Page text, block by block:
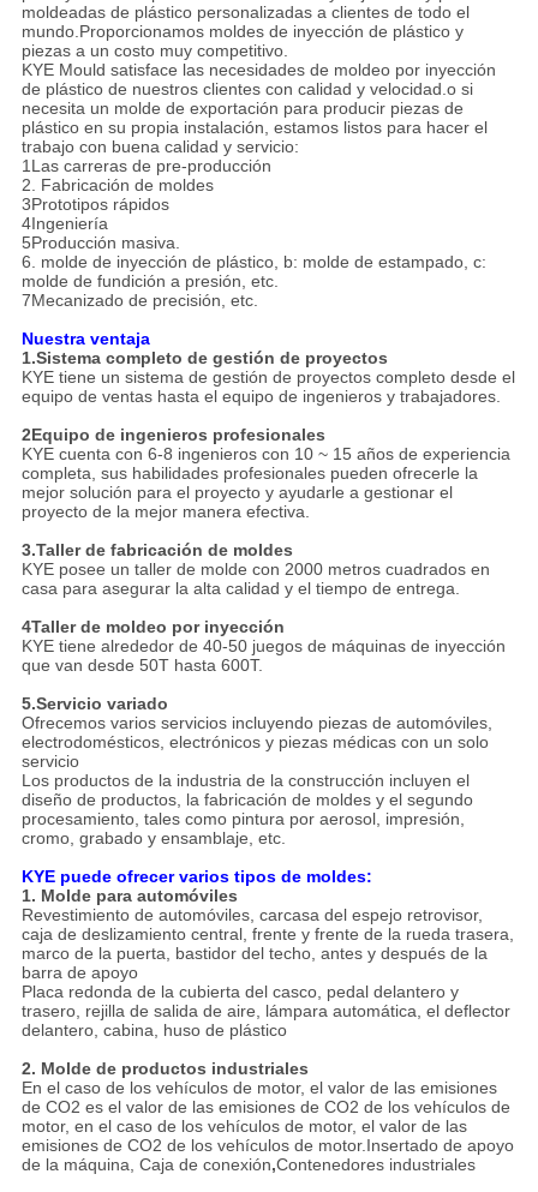
moldeadas de plástico personalizadas a clientes de todo el
mundo.Proporcionamos moldes de inyección de plástico y
piezas a un costo muy competitivo.
KYE Mould satisface las necesidades de moldeo por inyección
de plástico de nuestros clientes con calidad y velocidad.o si
necesita un molde de exportación para producir piezas de
plástico en su propia instalación, estamos listos para hacer el
trabajo con buena calidad y servicio:
1Las carreras de pre-producción
2. Fabricación de moldes
3Prototipos rápidos
4Ingeniería
5Producción masiva.
6. molde de inyección de plástico, b: molde de estampado, c:
molde de fundición a presión, etc.
7Mecanizado de precisión, etc.
Nuestra ventaja
1.Sistema completo de gestión de proyectos
KYE tiene un sistema de gestión de proyectos completo desde el
equipo de ventas hasta el equipo de ingenieros y trabajadores.
2Equipo de ingenieros profesionales
KYE cuenta con 6-8 ingenieros con 10 ~ 15 años de experiencia
completa, sus habilidades profesionales pueden ofrecerle la
mejor solución para el proyecto y ayudarle a gestionar el
proyecto de la mejor manera efectiva.
3.Taller de fabricación de moldes
KYE posee un taller de molde con 2000 metros cuadrados en
casa para asegurar la alta calidad y el tiempo de entrega.
4Taller de moldeo por inyección
KYE tiene alrededor de 40-50 juegos de máquinas de inyección
que van desde 50T hasta 600T.
5.Servicio variado
Ofrecemos varios servicios incluyendo piezas de automóviles,
electrodomésticos, electrónicos y piezas médicas con un solo
servicio
Los productos de la industria de la construcción incluyen el
diseño de productos, la fabricación de moldes y el segundo
procesamiento, tales como pintura por aerosol, impresión,
cromo, grabado y ensamblaje, etc.
KYE puede ofrecer varios tipos de moldes:
1. Molde para automóviles
Revestimiento de automóviles, carcasa del espejo retrovisor,
caja de deslizamiento central, frente y frente de la rueda trasera,
marco de la puerta, bastidor del techo, antes y después de la
barra de apoyo
Placa redonda de la cubierta del casco, pedal delantero y
trasero, rejilla de salida de aire, lámpara automática, el deflector
delantero, cabina, huso de plástico
2. Molde de productos industriales
En el caso de los vehículos de motor, el valor de las emisiones
de CO2 es el valor de las emisiones de CO2 de los vehículos de
motor, en el caso de los vehículos de motor, el valor de las
emisiones de CO2 de los vehículos de motor.Insertado de apoyo
de la máquina, Caja de conexión,Contenedores industriales